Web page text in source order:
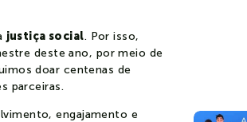
justiça social. Por isso,
deste ano, por meio de
doar centenas de
parceiras.
engajamento e